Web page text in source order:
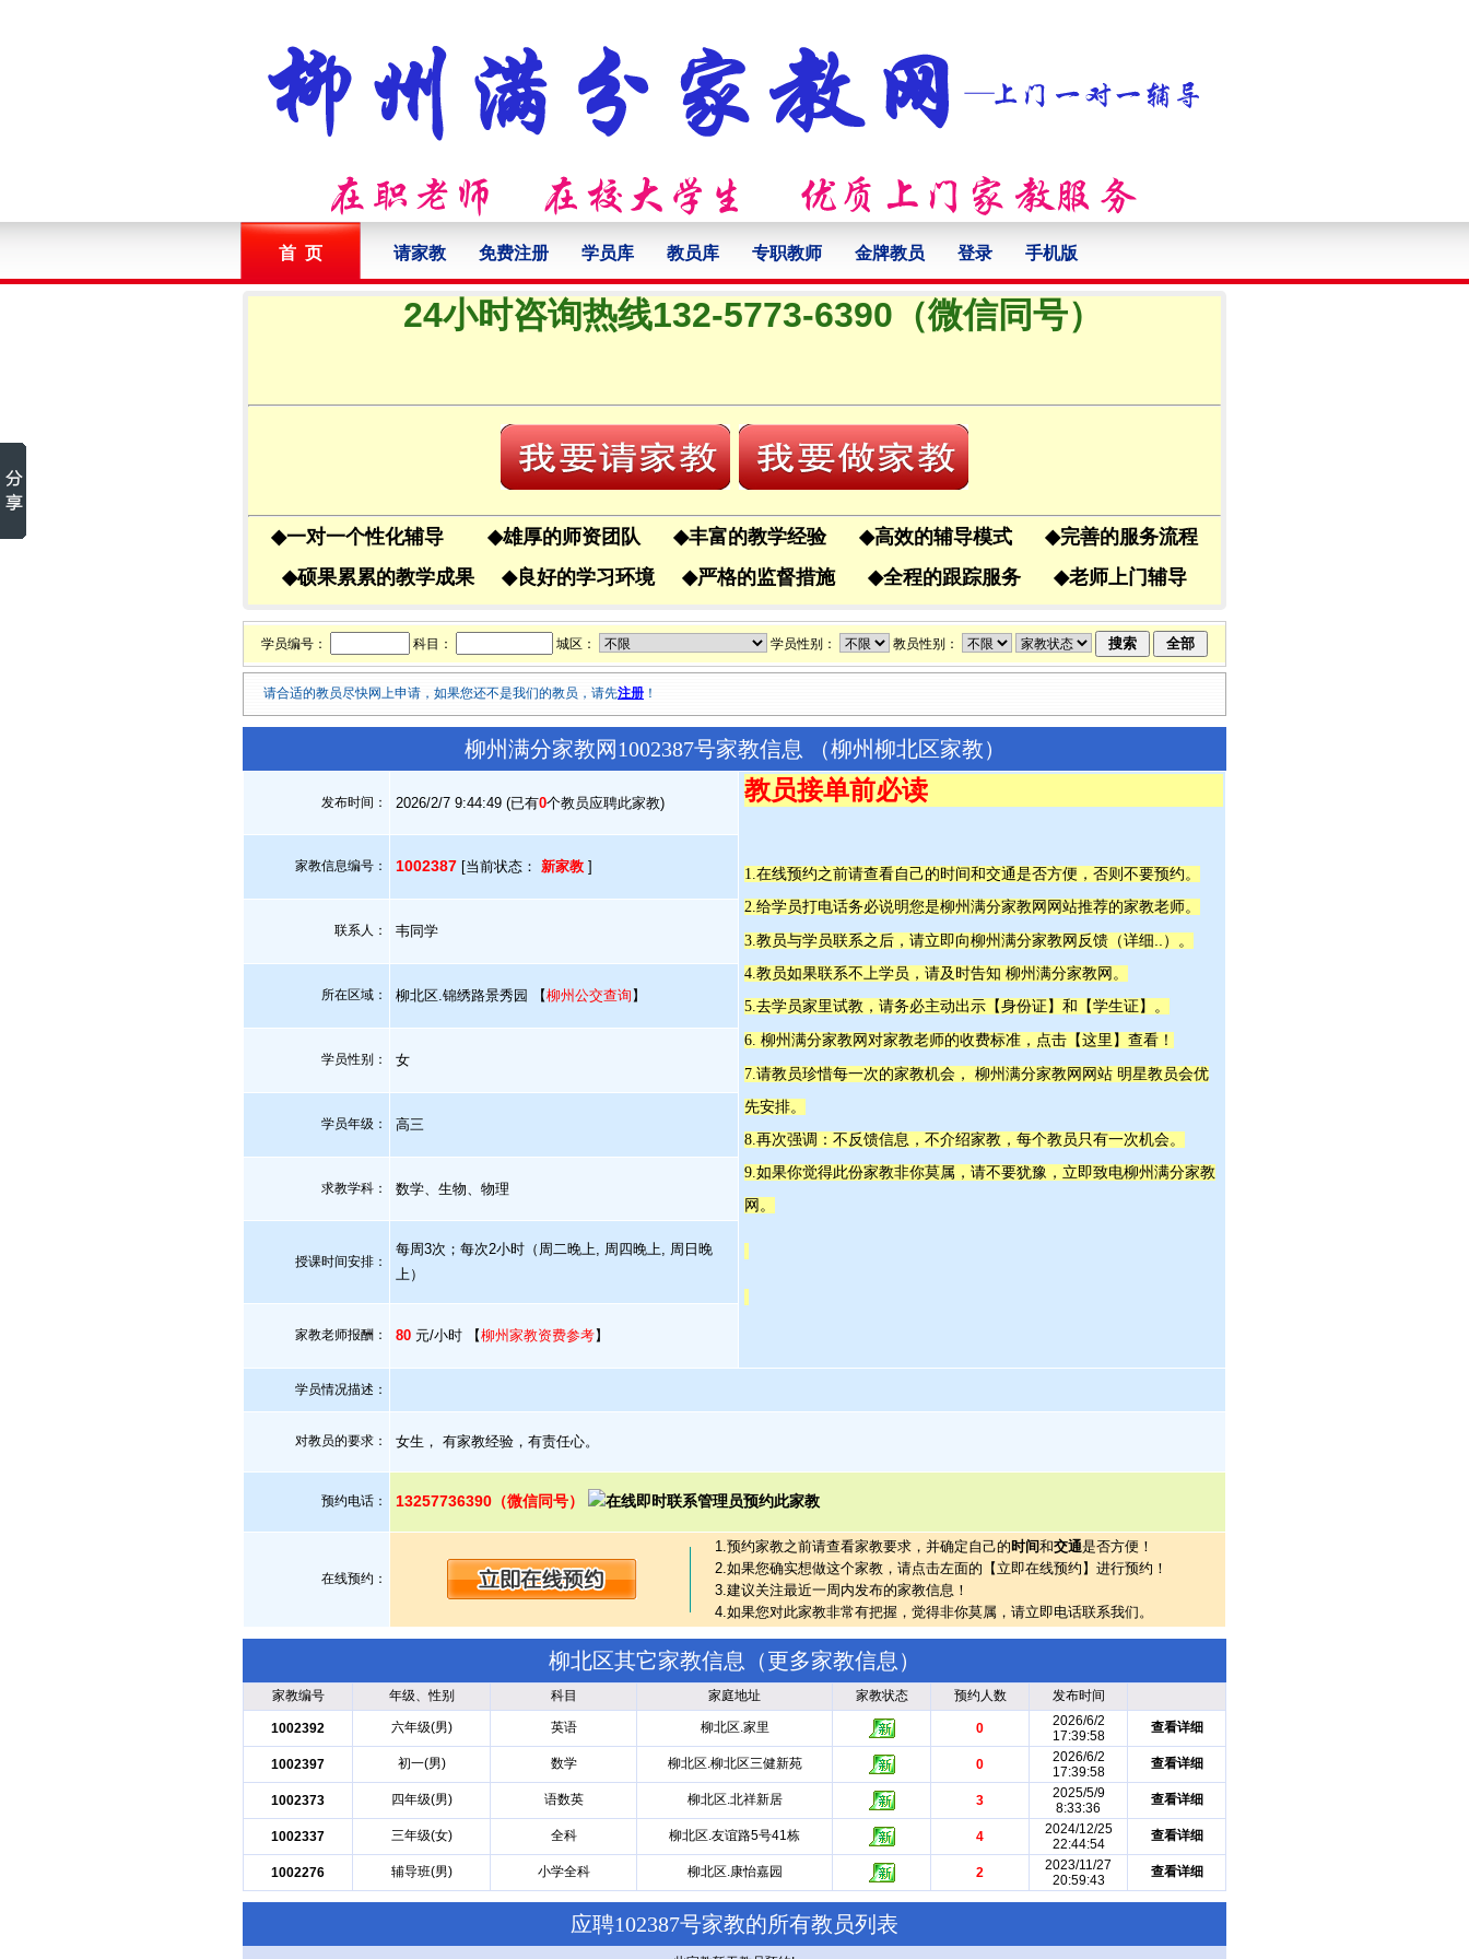
首 页 请家教 免费注册 学员库 教员库 专职教师 金牌教员 登录 手机版
24小时咨询热线132-5773-6390（微信同号）
◆一对一个性化辅导 ◆雄厚的师资团队 ◆丰富的教学经验 ◆高效的辅导模式 ◆完善的服务流程
◆硕果累累的教学成果 ◆良好的学习环境 ◆严格的监督措施 ◆全程的跟踪服务 ◆老师上门辅导
学员编号： 科目： 城区： 学员性别： 教员性别：
请合适的教员尽快网上申请，如果您还不是我们的教员，请先注册 ！
柳州满分家教网1002387号家教信息 （柳州柳北区家教）
发布时间： 2026/2/7 9:44:49 (已有0个教员应聘此家教) 教员接单前必读
1.在线预约之前请查看自己的时间和交通是否方便，否则不要预约。
2.给学员打电话务必说明您是柳州满分家教网网站推荐的家教老师。
3.教员与学员联系之后，请立即向柳州满分家教网反馈（详细..
）。
4.教员如果联系不上学员，请及时告知 柳州满分家教网。
5.去学员家里试教，请务必主动出示【身份证】和【学生证】。
6. 柳州满分家教网对家教老师的收费标准，点击【这里 】查看！
7.请教员珍惜每一次的家教机会， 柳州满分家教网网站 明星教员会优
先安排。
8.再次强调：不反馈信息，不介绍家教，每个教员只有一次机会。
9.如果你觉得此份家教非你莫属，请不要犹豫，立即致电柳州满分家教
网。
家教信息编号： 1002387 [当前状态： 新家教 ]
联系人： 韦同学
所在区域： 柳北区.锦绣路景秀园 【柳州公交查询 】
学员性别： 女
学员年级： 高三
求教学科： 数学、生物、物理
授课时间安排：
每周3次；每次2小时（周二晚上, 周四晚上, 周日晚
上）
家教老师报酬： 80 元/小时 【柳州家教资费参考】
学员情况描述：
对教员的要求： 女生， 有家教经验，有责任心。
预约电话： 13257736390（微信同号）
在线预约：
1.预约家教之前请查看家教要求，并确定自己的时间和交通是否方便！
2.如果您确实想做这个家教，请点击左面的【立即在线预约】进行预约！
3.建议关注最近一周内发布的家教信息！
4.如果您对此家教非常有把握，觉得非你莫属，请立即电话联系我们。
柳北区其它家教信息（更多家教信息 ）
家教编号 年级、性别 科目 家庭地址 家教状态 预约人数 发布时间
1002392 六年级(男) 英语 柳北区.家里 0
2026/6/2
17:39:58
查看详细
1002397 初一(男) 数学 柳北区.柳北区三健新苑 0
2026/6/2
17:39:58
查看详细
1002373 四年级(男) 语数英 柳北区.北祥新居 3
2025/5/9
8:33:36
查看详细
1002337 三年级(女) 全科 柳北区.友谊路5号41栋 4
2024/12/25
22:44:54
查看详细
1002276 辅导班(男) 小学全科 柳北区.康怡嘉园 2
2023/11/27
20:59:43
查看详细
应聘102387号家教的所有教员列表